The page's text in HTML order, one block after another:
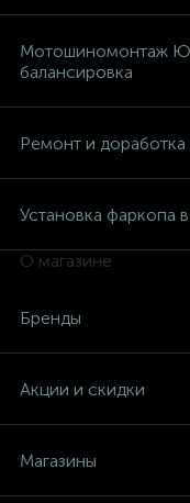
Мотошиномонтаж
балансировка
Ремонт и
Установка фаркопа
О магазине
Бренды
Акции и скидки
Магазины